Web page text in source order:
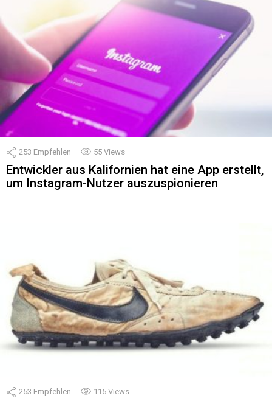
253 Empfehlen 55 Views
Entwickler aus Kalifornien hat eine App erstellt,
um Instagram-Nutzer auszuspionieren
253 Empfehlen 115 Views